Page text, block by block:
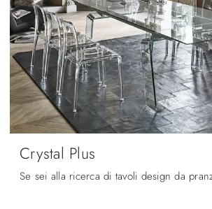
Crystal Plus